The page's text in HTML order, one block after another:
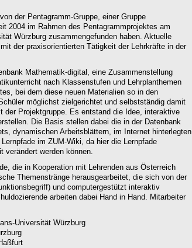
der Pentagramm-Gruppe, einer Gruppe
2004 im Rahmen des Pentagrammprojektes am
Würzburg zusammengefunden haben. Aktuelle
der praxisorientierten Tätigkeit der Lehrkräfte in der
Mathematik-digital, eine Zusammenstellung
nach Klassenstufen und Lehrplanthemen
bei dem diese neuen Materialien so in den
möglichst zielgerichtet und selbstständig damit
der Projektgruppe. Es entstand die Idee, interaktive
Die Basis stellen dabei die in der Datenbank
dynamischen Arbeitsblättern, im Internet hinterlegten
im ZUM-Wiki, da hier die Lernpfade
verändert werden können.
die in Kooperation mit Lehrenden aus Österreich
Themenstränge herausgearbeitet, die sich von der
und computergestützt interaktiv
arbeiten dabei Hand in Hand. Mitarbeiter
Universität Würzburg